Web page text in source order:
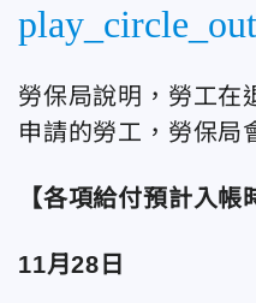
勞保局說明，勞工在
申請的勞工，勞保局
【各項給付預計入帳
11月28日